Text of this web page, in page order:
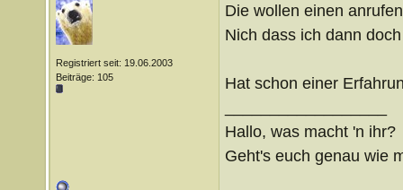
Registriert seit: 19.06.2003
Beiträge: 105
Die wollen einen
Nich dass ich dann
Hat schon einer
Hallo, was macht 'n ihr?
Geht's euch genau wie